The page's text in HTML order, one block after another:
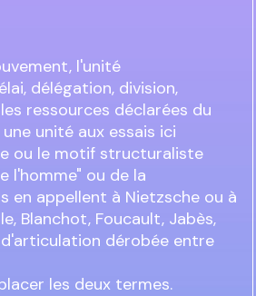
l'unité
délégation, division,
ressources déclarées du
unité aux essais ici
ou le motif structuraliste
l'homme" ou de la
en appellent à Nietzsche ou à
Blanchot, Foucault, Jabès,
d'articulation dérobée entre
les deux termes.